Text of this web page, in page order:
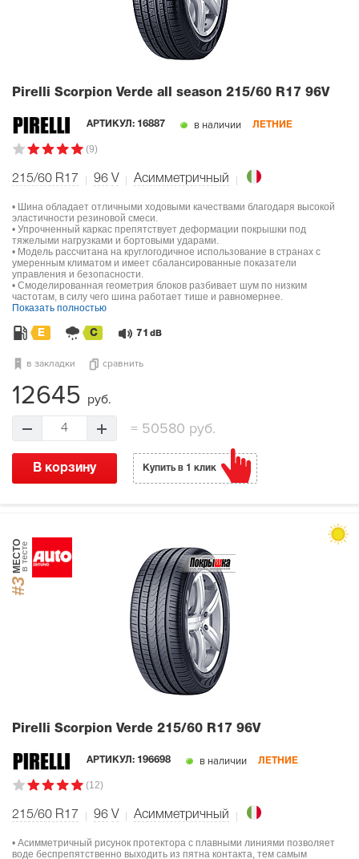
Pirelli Scorpion Verde all season 215/60 R17 96V
АРТИКУЛ: 16887 в наличии ЛЕТНИЕ
(9)
215/60 R17 96 V Асимметричный
• Шина обладает отличными ходовыми качествами благодаря высокой
эластичности резиновой смеси.
• Упрочненный каркас препятствует деформации покрышки под
тяжелыми нагрузками и бортовыми ударами.
• Модель рассчитана на круглогодичное использование в странах с
умеренным климатом и имеет сбалансированные показатели
управления и безопасности.
• Смоделированная геометрия блоков разбивает шум по низким
частотам, в силу чего шина работает тише и равномернее.
Показать полностью
E C 71 dB
в закладки сравнить
12645 руб.
4 =50580 руб.
В корзину Купить в 1 клик
#3
МЕСТОв тесте
Pirelli Scorpion Verde 215/60 R17 96V
АРТИКУЛ: 196698 в наличии ЛЕТНИЕ
(12)
215/60 R17 96 V Асимметричный
• Асимметричный рисунок протектора с плавными линиями позволяет
воде беспрепятственно выходить из пятна контакта, тем самым